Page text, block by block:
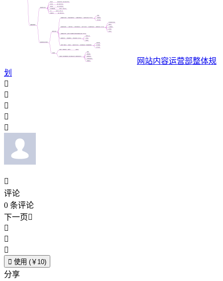
网站内容运营部整体规
划






评论
0 条评论
下一页



 使用 (￥10)
分享